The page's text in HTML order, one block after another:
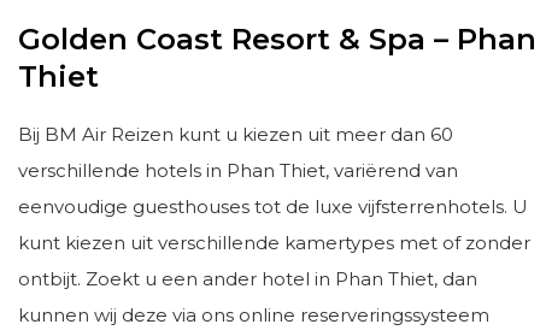
Golden Coast Resort & Spa – Phan
Thiet
Bij BM Air Reizen kunt u kiezen uit meer dan 60
verschillende hotels in Phan Thiet, variërend van
eenvoudige guesthouses tot de luxe vijfsterrenhotels. U
kunt kiezen uit verschillende kamertypes met of zonder
ontbijt. Zoekt u een ander hotel in Phan Thiet, dan
kunnen wij deze via ons online reserveringssysteem